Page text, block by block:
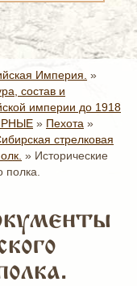
Империя. »
состав и
империи до 1918
» Пехота »
стрелковая
» Исторические
полка.